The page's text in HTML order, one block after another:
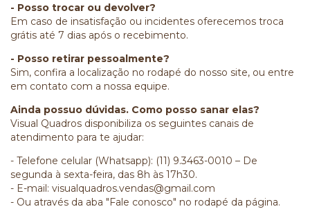
- Posso trocar ou devolver?
Em caso de insatisfação ou incidentes oferecemos troca
grátis até 7 dias após o recebimento.
- Posso retirar pessoalmente?
Sim, confira a localização no rodapé do nosso site, ou entre
em contato com a nossa equipe.
Ainda possuo dúvidas. Como posso sanar elas?
Visual Quadros disponibiliza os seguintes canais de
atendimento para te ajudar:
- Telefone celular (Whatsapp): (11) 9.3463-0010 – De
segunda à sexta-feira, das 8h às 17h30.
- E-mail: visualquadros.vendas@gmail.com
- Ou através da aba "Fale conosco" no rodapé da página.